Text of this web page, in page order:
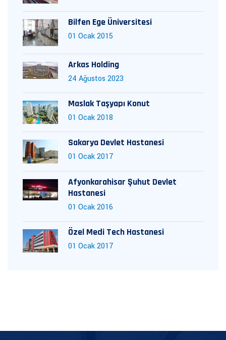
Bilfen Ege Üniversitesi
01 Ocak 2015
Arkas Holding
24 Ağustos 2023
Maslak Taşyapı Konut
01 Ocak 2018
Sakarya Devlet Hastanesi
01 Ocak 2017
Afyonkarahisar Şuhut Devlet
Hastanesi
01 Ocak 2016
Özel Medi Tech Hastanesi
01 Ocak 2017